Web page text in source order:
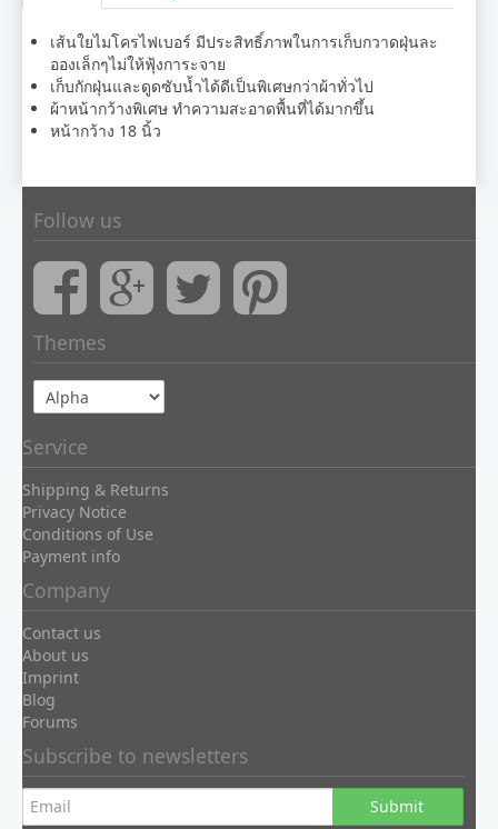
เส้นใยไมโครไฟเบอร์ มีประสิทธิ์ภาพในการเก็บกวาดฝุ่นละ
อองเล็กๆไม่ให้ฟุ้งการะจาย
เก็บกักฝุ่นและดูดซับน้ำได้ดีเป็นพิเศษกว่าผ้าทั่วไป
ผ้าหน้ากว้างพิเศษ ทำความสะอาดพื้นที่ได้มากขึ้น
หน้ากว้าง 18 นิ้ว
Follow us
Themes
Service
Shipping & Returns
Privacy Notice
Conditions of Use
Payment info
Company
Contact us
About us
Imprint
Blog
Forums
Subscribe to newsletters
Submit